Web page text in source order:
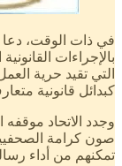
في ذات الوقت، دعا
بالإجراءات
التي تقيد حرية
كبدائل قانونية
​وجدد الاتحاد
صون كرامة
تمكنهم من أداء